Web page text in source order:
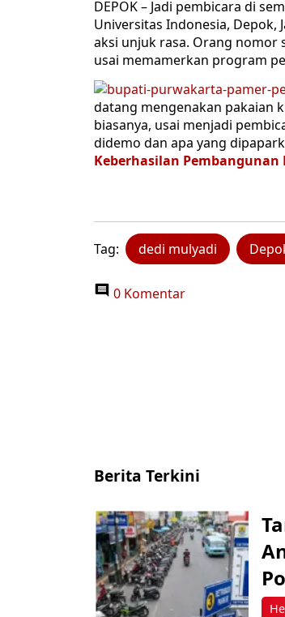
DEPOK – Jadi pembicara di
Universitas Indonesia, Depok,
aksi unjuk rasa. Orang nomor
usai memamerkan program
datang mengenakan pakaian
biasanya, usai menjadi
didemo dan apa yang
Keberhasilan
Tag: dedi mulyadi
0 Komentar
Berita Terkini